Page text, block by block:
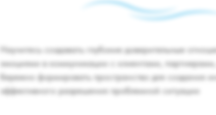
Научитесь создавать глубокие доверительные
эмоциями в коммуникации с клиентами,
бережно формировать пространство для создания
эффективного разрешения проблемной ситуации